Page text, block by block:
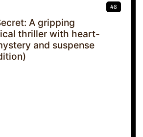
#8
A gripping
thriller with heart-
and suspense